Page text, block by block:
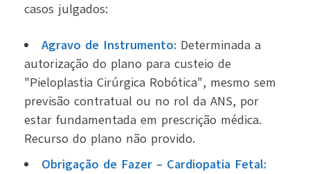
casos julgados:
Agravo de Instrumento: Determinada a
autorização do plano para custeio de
"Pieloplastia Cirúrgica Robótica", mesmo sem
previsão contratual ou no rol da ANS, por
estar fundamentada em prescrição médica.
Recurso do plano não provido.
Obrigação de Fazer – Cardiopatia Fetal: